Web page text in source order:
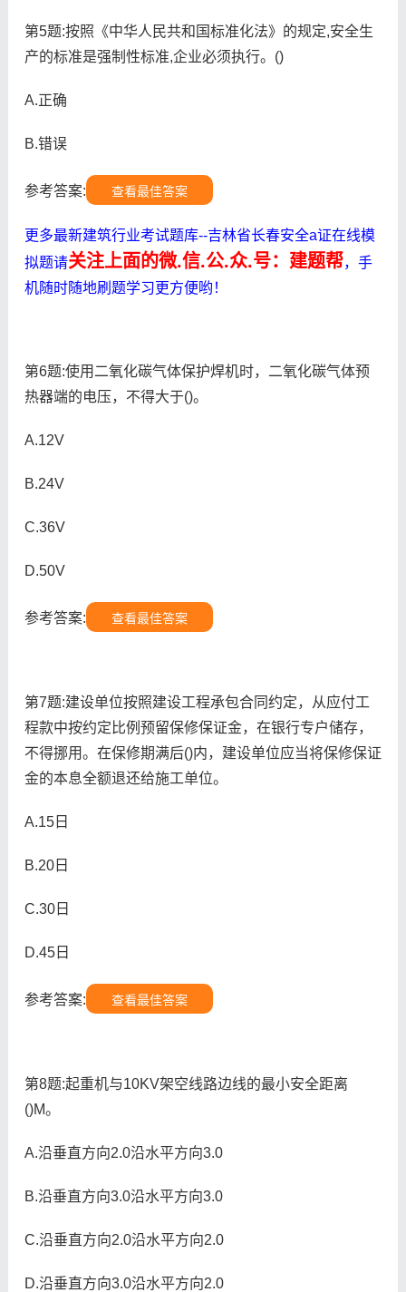
第5题:按照《中华人民共和国标准化法》的规定,安全生
产的标准是强制性标准,企业必须执行。()
A.正确
B.错误
参考答案: 查看最佳答案
更多最新建筑行业考试题库--吉林省长春安全a证在线模
拟题请关注上面的微.信.公.众.号：建题帮，手
机随时随地刷题学习更方便哟！
第6题:使用二氧化碳气体保护焊机时，二氧化碳气体预
热器端的电压，不得大于()。
A.12V
B.24V
C.36V
D.50V
参考答案: 查看最佳答案
第7题:建设单位按照建设工程承包合同约定，从应付工
程款中按约定比例预留保修保证金，在银行专户储存，
不得挪用。在保修期满后()内，建设单位应当将保修保证
金的本息全额退还给施工单位。
A.15日
B.20日
C.30日
D.45日
参考答案: 查看最佳答案
第8题:起重机与10KV架空线路边线的最小安全距离
()M。
A.沿垂直方向2.0沿水平方向3.0
B.沿垂直方向3.0沿水平方向3.0
C.沿垂直方向2.0沿水平方向2.0
D.沿垂直方向3.0沿水平方向2.0